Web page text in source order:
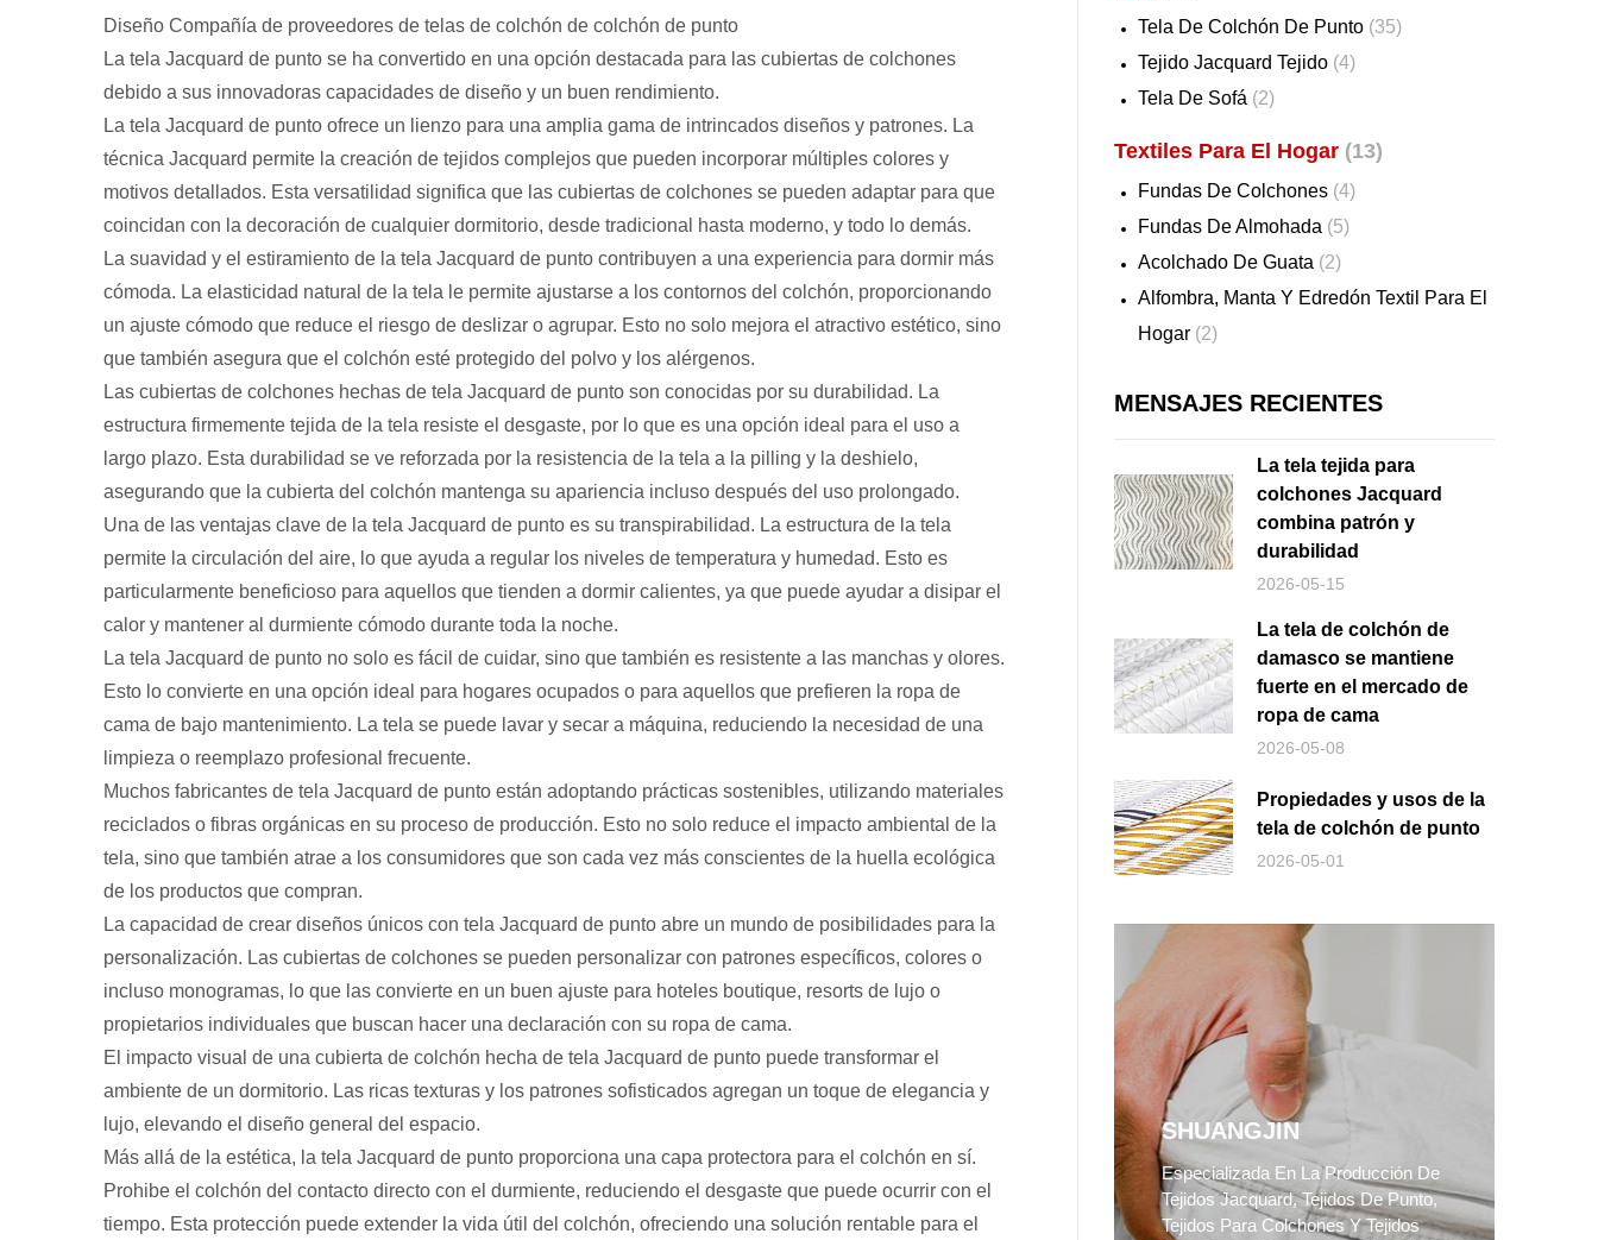
Tela De Colchón De Punto (35)
Tejido Jacquard Tejido (4)
Tela De Sofá (2)
Textiles Para El Hogar (13)
Fundas De Colchones (4)
Fundas De Almohada (5)
Acolchado De Guata (2)
Alfombra, Manta Y Edredón Textil Para El
Hogar (2)
MENSAJES RECIENTES
La tela tejida para
colchones Jacquard
combina patrón y
durabilidad
2026-05-15
La tela de colchón de
damasco se mantiene
fuerte en el mercado de
ropa de cama
2026-05-08
Propiedades y usos de la
tela de colchón de punto
2026-05-01
SHUANGJIN
Especializada En La Producción De
Tejidos Jacquard, Tejidos De Punto,
Tejidos Para Colchones Y Tejidos
Diseño Compañía de proveedores de telas de colchón de colchón de punto
La tela Jacquard de punto se ha convertido en una opción destacada para las cubiertas de colchones
debido a sus innovadoras capacidades de diseño y un buen rendimiento.
La tela Jacquard de punto ofrece un lienzo para una amplia gama de intrincados diseños y patrones. La
técnica Jacquard permite la creación de tejidos complejos que pueden incorporar múltiples colores y
motivos detallados. Esta versatilidad significa que las cubiertas de colchones se pueden adaptar para que
coincidan con la decoración de cualquier dormitorio, desde tradicional hasta moderno, y todo lo demás.
La suavidad y el estiramiento de la tela Jacquard de punto contribuyen a una experiencia para dormir más
cómoda. La elasticidad natural de la tela le permite ajustarse a los contornos del colchón, proporcionando
un ajuste cómodo que reduce el riesgo de deslizar o agrupar. Esto no solo mejora el atractivo estético, sino
que también asegura que el colchón esté protegido del polvo y los alérgenos.
Las cubiertas de colchones hechas de tela Jacquard de punto son conocidas por su durabilidad. La
estructura firmemente tejida de la tela resiste el desgaste, por lo que es una opción ideal para el uso a
largo plazo. Esta durabilidad se ve reforzada por la resistencia de la tela a la pilling y la deshielo,
asegurando que la cubierta del colchón mantenga su apariencia incluso después del uso prolongado.
Una de las ventajas clave de la tela Jacquard de punto es su transpirabilidad. La estructura de la tela
permite la circulación del aire, lo que ayuda a regular los niveles de temperatura y humedad. Esto es
particularmente beneficioso para aquellos que tienden a dormir calientes, ya que puede ayudar a disipar el
calor y mantener al durmiente cómodo durante toda la noche.
La tela Jacquard de punto no solo es fácil de cuidar, sino que también es resistente a las manchas y olores.
Esto lo convierte en una opción ideal para hogares ocupados o para aquellos que prefieren la ropa de
cama de bajo mantenimiento. La tela se puede lavar y secar a máquina, reduciendo la necesidad de una
limpieza o reemplazo profesional frecuente.
Muchos fabricantes de tela Jacquard de punto están adoptando prácticas sostenibles, utilizando materiales
reciclados o fibras orgánicas en su proceso de producción. Esto no solo reduce el impacto ambiental de la
tela, sino que también atrae a los consumidores que son cada vez más conscientes de la huella ecológica
de los productos que compran.
La capacidad de crear diseños únicos con tela Jacquard de punto abre un mundo de posibilidades para la
personalización. Las cubiertas de colchones se pueden personalizar con patrones específicos, colores o
incluso monogramas, lo que las convierte en un buen ajuste para hoteles boutique, resorts de lujo o
propietarios individuales que buscan hacer una declaración con su ropa de cama.
El impacto visual de una cubierta de colchón hecha de tela Jacquard de punto puede transformar el
ambiente de un dormitorio. Las ricas texturas y los patrones sofisticados agregan un toque de elegancia y
lujo, elevando el diseño general del espacio.
Más allá de la estética, la tela Jacquard de punto proporciona una capa protectora para el colchón en sí.
Prohibe el colchón del contacto directo con el durmiente, reduciendo el desgaste que puede ocurrir con el
tiempo. Esta protección puede extender la vida útil del colchón, ofreciendo una solución rentable para el